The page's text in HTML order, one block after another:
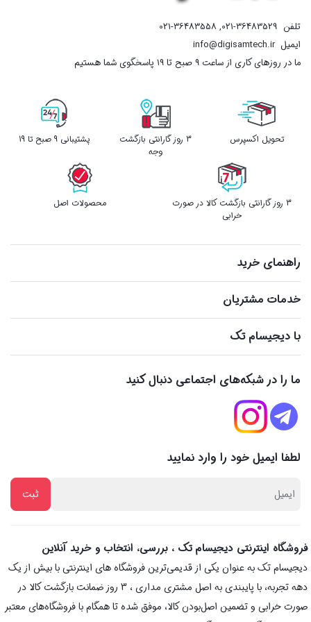
تلفن 021-36483529
,
021-36483558
ایمیلinfo@digisamtech.ir
ما در روزهای کاری از ساعت ۹ صبح تا ۱۹ پاسخگوی شما هستیم
تحویل اکسپرس
3 روز گارانتی بازگشت
وجه
پشتیبانی 9 صبح تا 19
3 روز گارانتی بازگشت کالا در صورت
خرابی
محصولات اصل
راهنمای خرید
خدمات مشتریان
با دیجیسام تک
ما را در شبکه‌های اجتماعی دنبال کنید
لطفا ایمیل خود را وارد نمایید
فروشگاه اینترنتی دیجیسام تک ، بررسی، انتخاب و خرید آنلاین
دیجیسام تک به عنوان یکی از قدیمی‌ترین فروشگاه های اینترنتی با بیش از یک
دهه تجربه، با پایبندی به اصل مشتری مداری ، 3 روز ضمانت بازگشت کالا در
صورت خرابی و تضمین اصل‌بودن کالا، موفق شده تا همگام با فروشگاه‌های معتبر